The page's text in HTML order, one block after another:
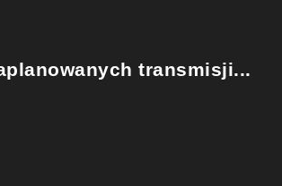
transmisji...